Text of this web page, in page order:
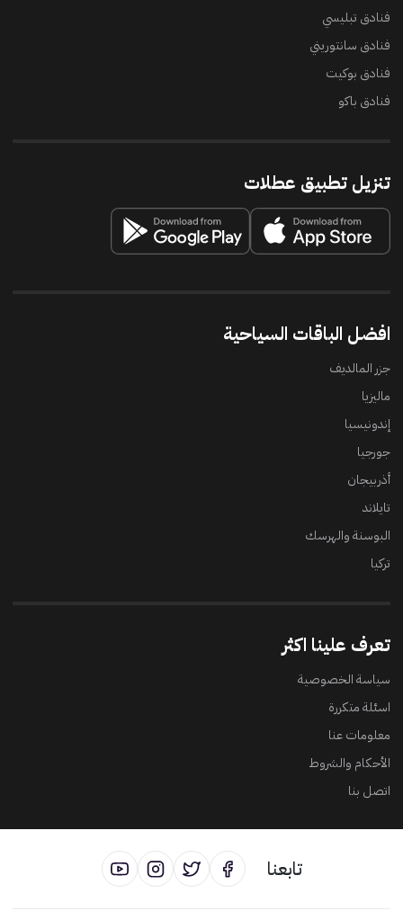
فنادق تبليسي
فنادق سانتوريني
فنادق بوكيت
فنادق باكو
تنزيل تطبيق عطلات
افضل الباقات السياحية
جزر المالديف
ماليزيا
إندونيسيا
جورجيا
أذربيجان
تايلاند
البوسنة والهرسك
تركيا
تعرف علينا اكثر
سياسة الخصوصية
اسئلة متكررة
معلومات عنا
الأحكام والشروط
اتصل بنا
تابعنا